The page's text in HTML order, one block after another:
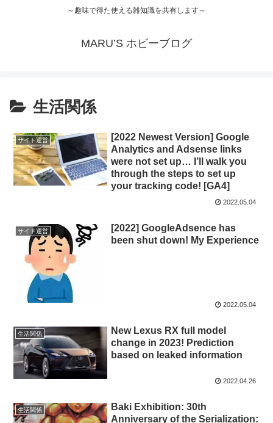
～趣味で得た使える雑知識を共有します～
MARU’S ホビーブログ
生活関係
サイト運営
[2022 Newest Version] Google
Analytics and Adsense links
were not set up… I’ll walk you
through the steps to set up
your tracking code! [GA4]
2022.05.04
サイト運営
[2022] GoogleAdsence has
been shut down! My Experience
2022.05.04
生活関係
New Lexus RX full model
change in 2023! Prediction
based on leaked information
2022.04.26
生活関係
Baki Exhibition: 30th
Anniversary of the Serialization: